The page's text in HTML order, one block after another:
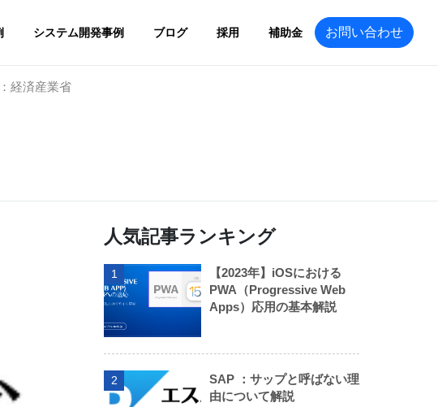
システム開発事例 ブログ 採用 補助金 お問い合わせ
経済産業省
人気記事ランキング
1
【2023年】iOSにおける
PWA（Progressive Web
Apps）応用の基本解説
2
SAP ：サップと呼ばない理
由について解説